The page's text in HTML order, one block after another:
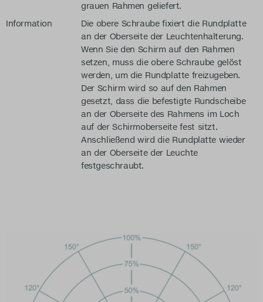
grauen Rahmen geliefert.
Information
Die obere Schraube fixiert die Rundplatte
an der Oberseite der Leuchtenhalterung.
Wenn Sie den Schirm auf den Rahmen
setzen, muss die obere Schraube gelöst
werden, um die Rundplatte freizugeben.
Der Schirm wird so auf den Rahmen
gesetzt, dass die befestigte Rundscheibe
an der Oberseite des Rahmens im Loch
auf der Schirmoberseite fest sitzt.
Anschließend wird die Rundplatte wieder
an der Oberseite der Leuchte
festgeschraubt.